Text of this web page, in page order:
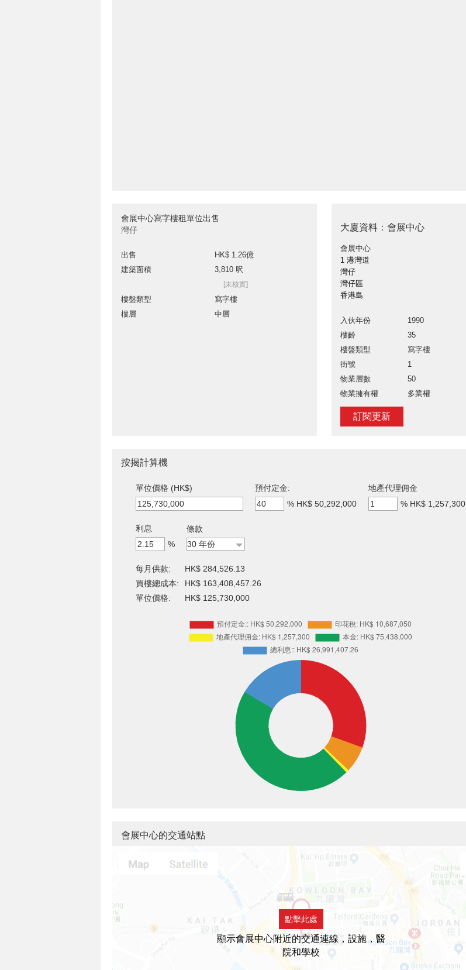
會展中心寫字樓租單位出售
灣仔
出售
HK$ 1.26億
建築面積
3,810 呎
[未核實]
樓盤類型
寫字樓
樓層
中層
大廈資料：會展中心
會展中心
1 港灣道
灣仔
灣仔區
香港島
入伙年份
1990
樓齡
35
樓盤類型
寫字樓
街號
1
物業層數
50
物業擁有權
多業權
訂閱更新
按揭計算機
單位價格 (HK$)
預付定金:
% HK$ 50,292,000
地產代理佣金
% HK$ 1,257,300
利息
%
條款
每月供款:
HK$ 284,526.13
買樓總成本:
HK$ 163,408,457.26
單位價格:
HK$ 125,730,000
會展中心的交通站點
點擊此處
顯示會展中心附近的交通連線，設施，醫
院和學校